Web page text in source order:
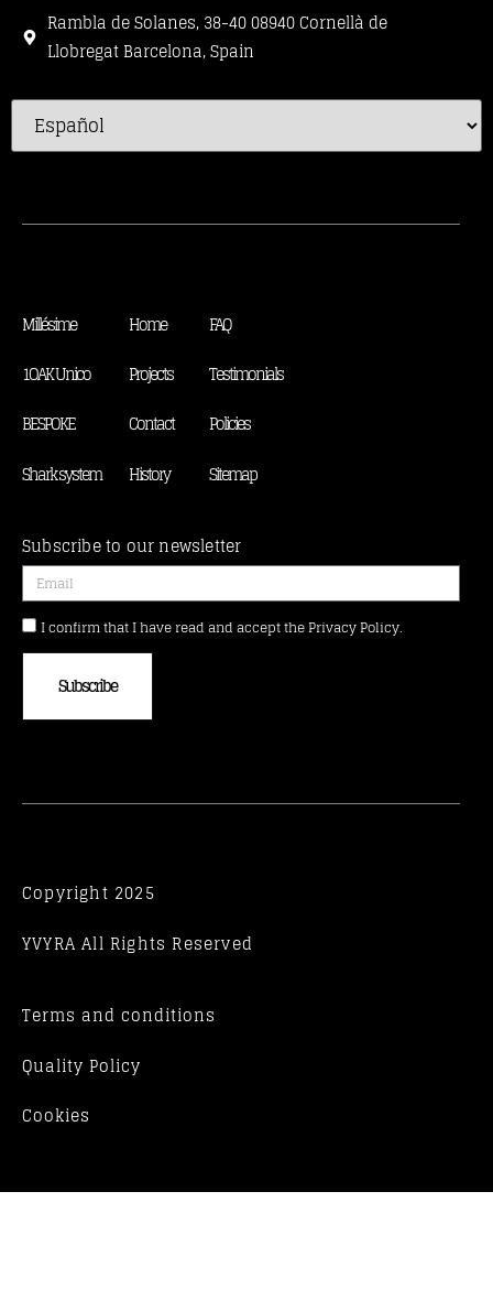
Rambla de Solanes, 38-40 08940 Cornellà de
Llobregat Barcelona, Spain
Millésime
1OAK Unico
BESPOKE
Shark system
Home
Projects
Contact
History
FAQ
Testimonials
Policies
Sitemap
Subscribe to our newsletter
I confirm that I have read and accept the Privacy Policy.
Subscribe
Copyright 2025
YVYRA All Rights Reserved
Terms and conditions
Quality Policy
Cookies